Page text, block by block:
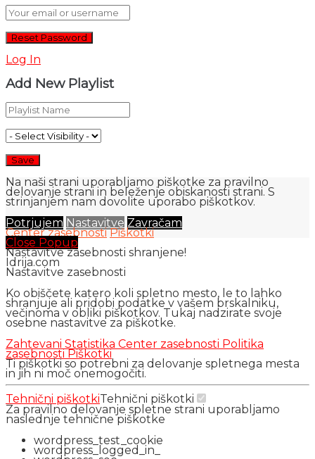
Log In
Add New Playlist
Na naši strani uporabljamo piškotke za pravilno
delovanje strani in beleženje obiskanosti strani. S
strinjanjem nam dovolite uporabo piškotkov.
Potrjujem Nastavitve Zavračam
Center zasebnosti Piškotki
Close Popup
Nastavitve zasebnosti shranjene!
Idrija.com
Nastavitve zasebnosti
Ko obiščete katero koli spletno mesto, le to lahko
shranjuje ali pridobi podatke v vašem brskalniku,
večinoma v obliki piškotkov. Tukaj nadzirate svoje
osebne nastavitve za piškotke.
Zahtevani Statistika Center zasebnosti Politika
zasebnosti Piškotki
Ti piškotki so potrebni za delovanje spletnega mesta
in jih ni moč onemogočiti.
Tehnični piškotkiTehnični piškotki
Za pravilno delovanje spletne strani uporabljamo
naslednje tehnične piškotke
wordpress_test_cookie
wordpress_logged_in_